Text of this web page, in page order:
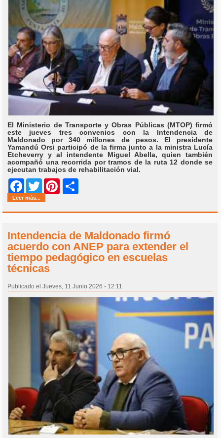
El Ministerio de Transporte y Obras Públicas (MTOP) firmó
este jueves tres convenios con la Intendencia de
Maldonado por 340 millones de pesos. El presidente
Yamandú Orsi participó de la firma junto a la ministra Lucía
Etcheverry y al intendente Miguel Abella, quien también
acompañó una recorrida por tramos de la ruta 12 donde se
ejecutan trabajos de rehabilitación vial.
Facebook
Twitter Pinterest
Leer más...
Intendencia de Maldonado firmó
acuerdo con ANEP para extender el
tiempo pedagógico en escuelas
técnicas
Publicado el Jueves, 11 Junio 2026 - 12:11